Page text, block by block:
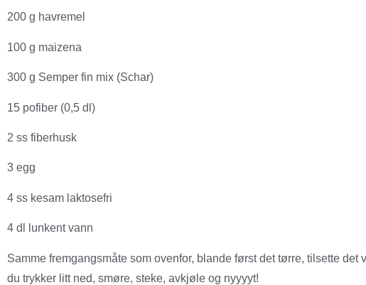
200 g havremel
100 g maizena
300 g Semper fin mix (Schar)
15 pofiber (0,5 dl)
2 ss fiberhusk
3 egg
4 ss kesam laktosefri
4 dl lunkent vann
Samme fremgangsmåte som ovenfor, blande først det tørre, tilsette det
du trykker litt ned, smøre, steke, avkjøle og nyyyyt!